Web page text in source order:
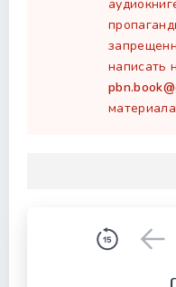
написать
материала